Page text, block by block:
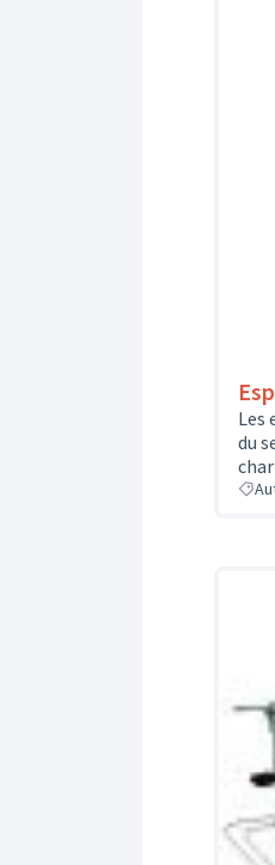
Les
du